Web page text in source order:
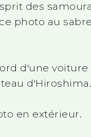
des
photo au
d'une voiture
d'Hiroshima.
en extérieur.